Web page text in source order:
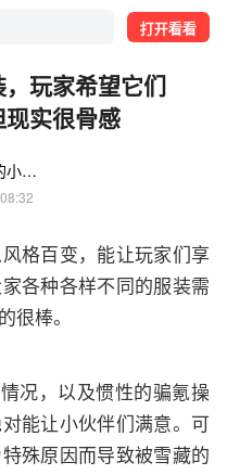
打开看看
玩家希望它们
实很骨感
不迷路的小果然
格百变，能让玩家们享
各种各样不同的服装需
很棒。
况，以及惯性的骗氪操
能让小伙伴们满意。可
殊原因而导致被雪藏的